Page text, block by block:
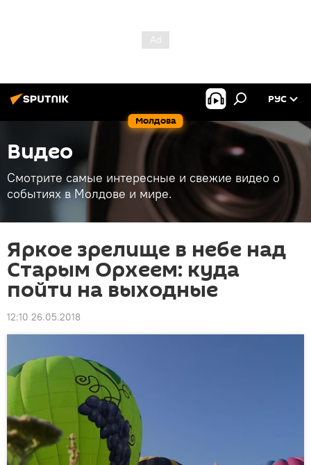
Молдова
РУС
Видео
Смотрите самые интересные и свежие видео о
событиях в Молдове и мире.
Яркое зрелище в небе над
Старым Орхеем: куда
пойти на выходные
12:10 26.05.2018